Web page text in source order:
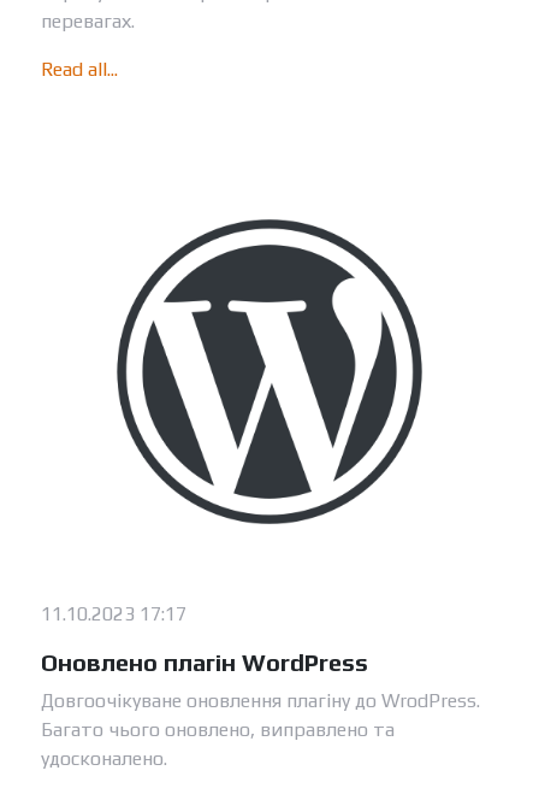
перевагах.
Read all...
11.10.2023 17:17
Оновлено плагін WordPress
Довгоочікуване оновлення плагіну до WrodPress.
Багато чього оновлено, виправлено та
удосконалено.